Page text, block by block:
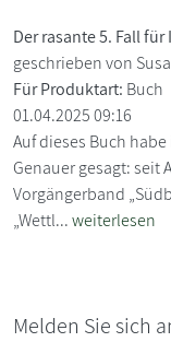
Der rasante 5. Fall
geschrieben von
Für Produktart: Buch
01.04.2025 09:16
Auf dieses Buch
Genauer gesagt: seit
Vorgängerband
„Wettl...weiterlesen
Melden Sie sich